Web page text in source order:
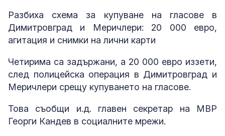
Разбиха схема за купуване на гласове в
Димитровград и Меричлери: 20 000 евро,
агитация и снимки на лични карти
Четирима са задържани, а 20 000 евро иззети,
след полицейска операция в Димитровград и
Меричлери срещу купуването на гласове.
Това съобщи и.д. главен секретар на МВР
Георги Кандев в социалните мрежи.